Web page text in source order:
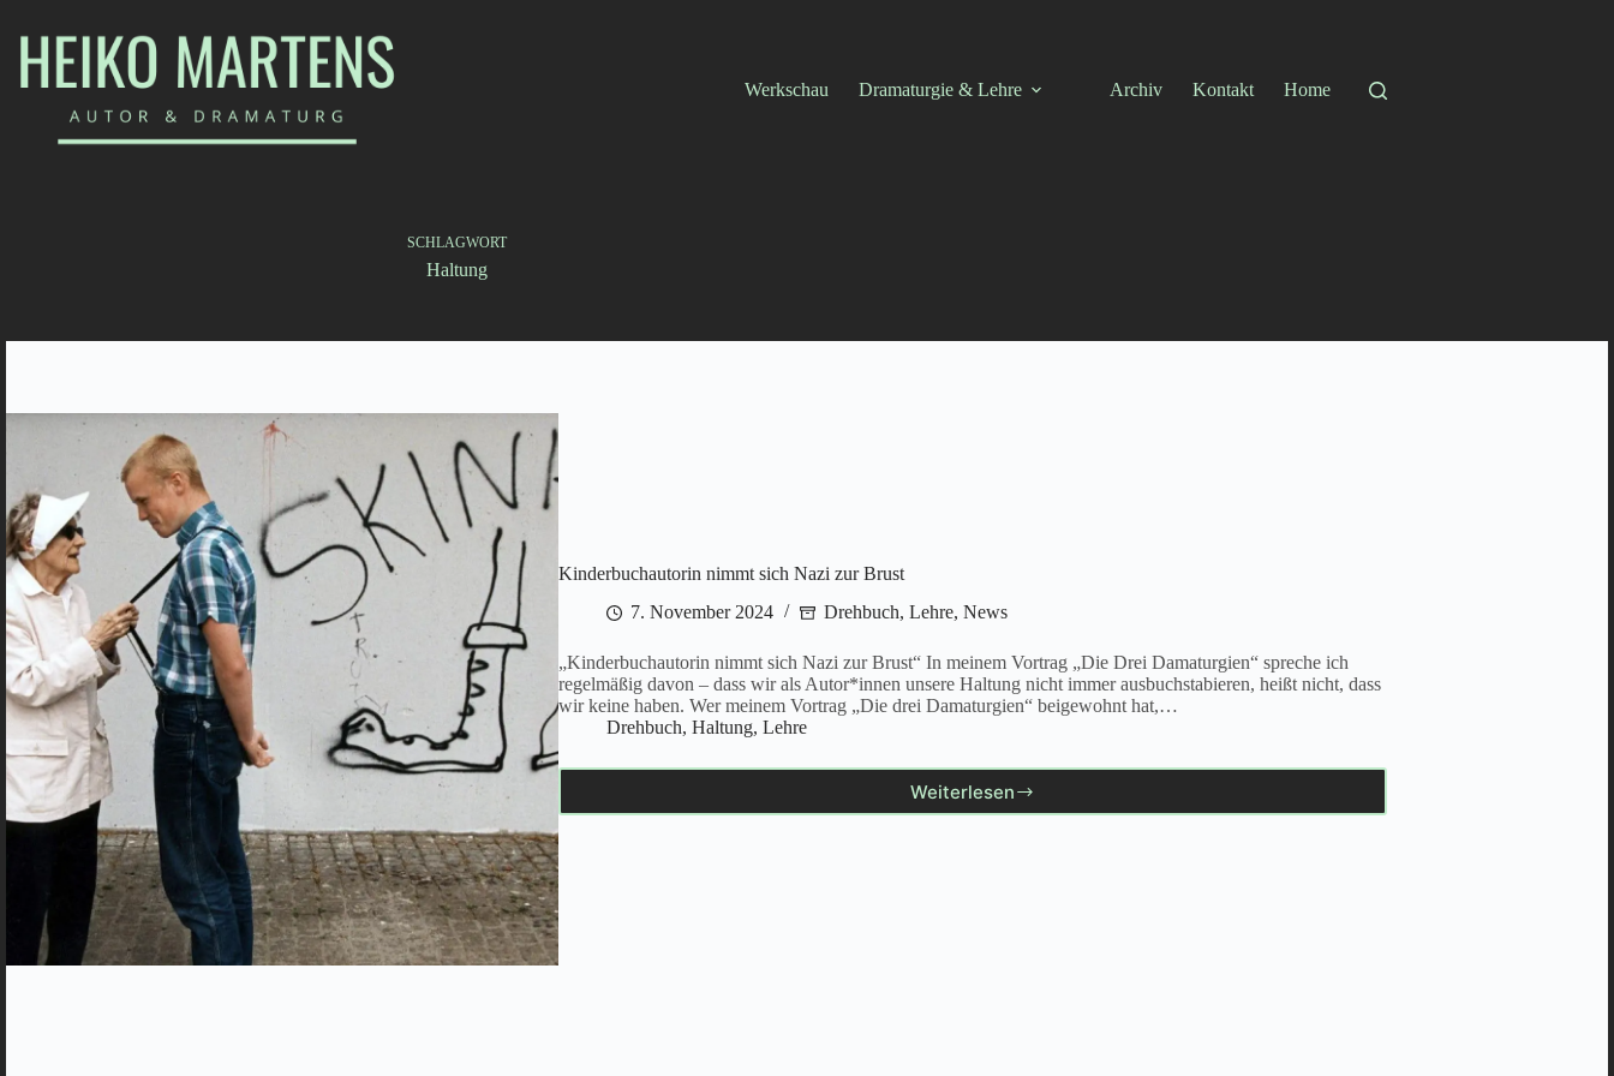
Inhalt
springen
Werkschau
Dramaturgie & Lehre Archiv Kontakt Home
SCHLAGWORT
Haltung
Kinderbuchautorin nimmt sich Nazi zur Brust
7. November 2024
Drehbuch, Lehre, News
„Kinderbuchautorin nimmt sich Nazi zur Brust“ In meinem Vortrag „Die Drei Damaturgien“ spreche ich
regelmäßig davon – dass wir als Autor*innen unsere Haltung nicht immer ausbuchstabieren, heißt nicht, dass
wir keine haben. Wer meinem Vortrag „Die drei Damaturgien“ beigewohnt hat,…
Drehbuch, Haltung, Lehre
WeiterlesenKinderbuchautorin